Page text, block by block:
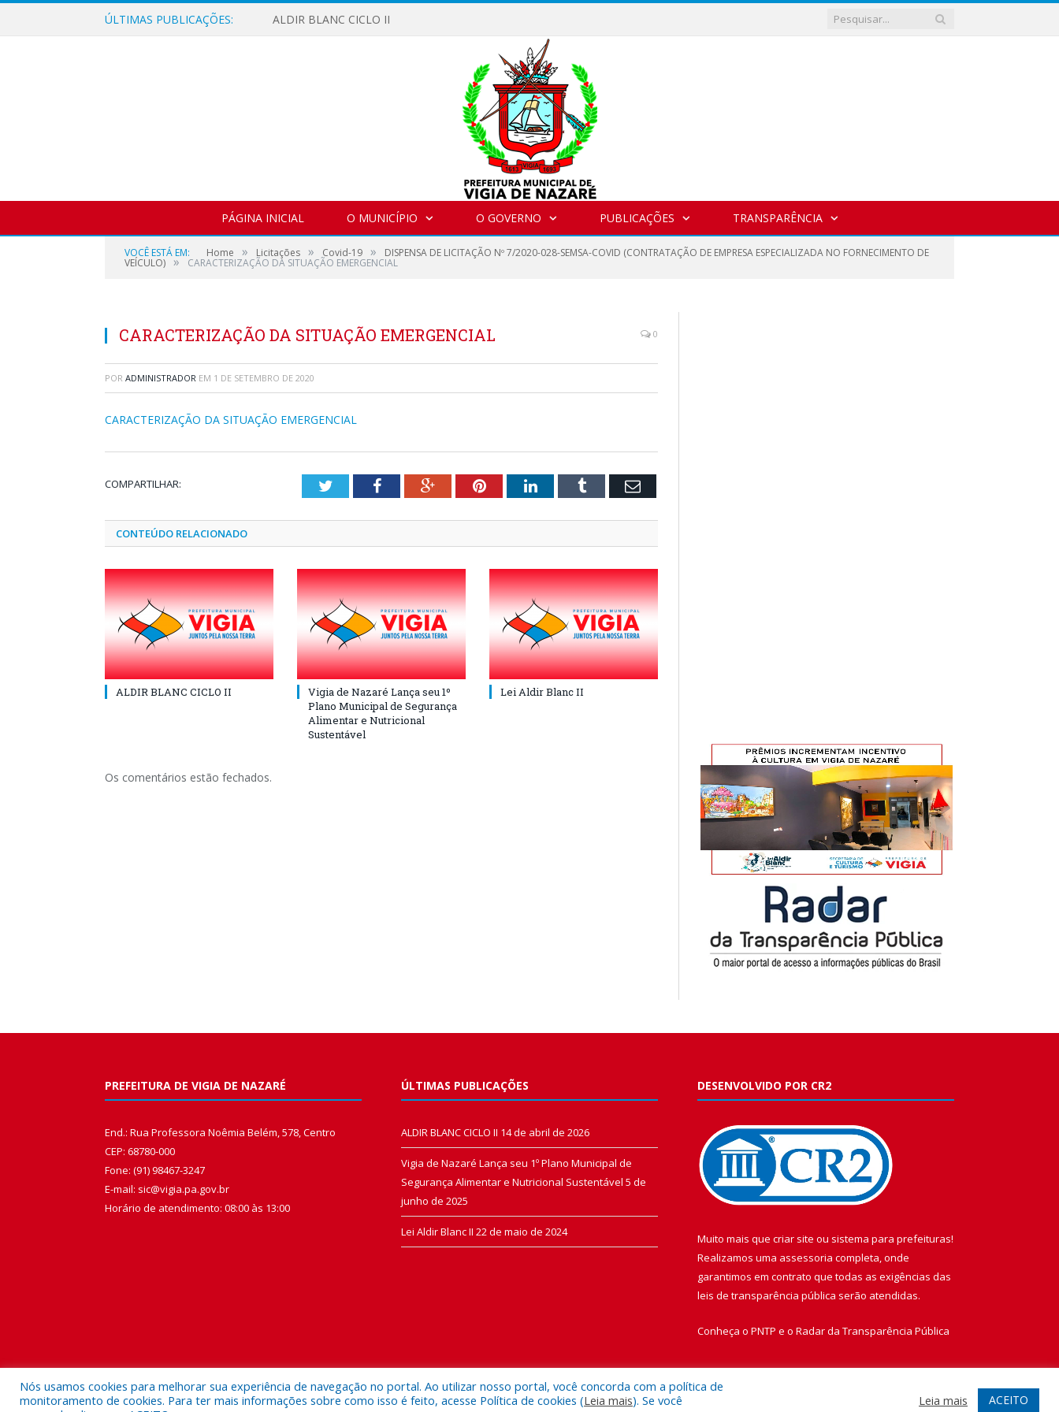
ÚLTIMAS PUBLICAÇÕES: ALDIR BLANC CICLO II
PÁGINA INICIAL O MUNICÍPIO O GOVERNO PUBLICAÇÕES TRANSPARÊNCIA
VOCÊ ESTÁ EM: Home » Licitações » Covid-19 » DISPENSA DE LICITAÇÃO Nº 7/2020-028-SEMSA-COVID (CONTRATAÇÃO DE EMPRESA ESPECIALIZADA NO FORNECIMENTO DE
VEÍCULO) » CARACTERIZAÇÃO DA SITUAÇÃO EMERGENCIAL
CARACTERIZAÇÃO DA SITUAÇÃO EMERGENCIAL 0
POR ADMINISTRADOR EM 1 DE SETEMBRO DE 2020
CARACTERIZAÇÃO DA SITUAÇÃO EMERGENCIAL
COMPARTILHAR: TwitterFacebookGoogle+PinterestLinkedInTumblr Email
CONTEÚDO RELACIONADO
ALDIR BLANC CICLO II
Vigia de Nazaré Lança seu 1º
Plano Municipal de Segurança
Alimentar e Nutricional
Sustentável
Lei Aldir Blanc II
Os comentários estão fechados.
PREFEITURA DE VIGIA DE NAZARÉ
End.: Rua Professora Noêmia Belém, 578, Centro
CEP: 68780-000
Fone: (91) 98467-3247
E-mail: sic@vigia.pa.gov.br
Horário de atendimento: 08:00 às 13:00
ÚLTIMAS PUBLICAÇÕES
ALDIR BLANC CICLO II 14 de abril de 2026
Vigia de Nazaré Lança seu 1º Plano Municipal de
Segurança Alimentar e Nutricional Sustentável 5 de
junho de 2025
Lei Aldir Blanc II 22 de maio de 2024
DESENVOLVIDO POR CR2
Muito mais que criar site ou sistema para prefeituras!
Realizamos uma assessoria completa, onde
garantimos em contrato que todas as exigências das
leis de transparência pública serão atendidas.
Conheça o PNTP e o Radar da Transparência Pública
Nós usamos cookies para melhorar sua experiência de navegação no portal. Ao utilizar nosso portal, você concorda com a política de
monitoramento de cookies. Para ter mais informações sobre como isso é feito, acesse Política de cookies (Leia mais). Se você
Leia mais ACEITO